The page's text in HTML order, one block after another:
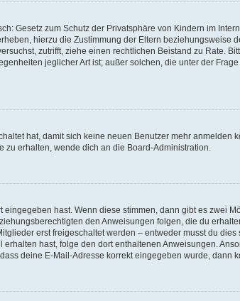
Gesetz zum Schutz der Privatsphäre von Kindern im
hierzu die Zustimmung der Eltern beziehungsweise
zutrifft, ziehe einen rechtlichen Beistand zu Rate.
jeglicher Art ist; außer solchen, die unter der
hat, damit sich keine neuen Benutzer mehr anmelden
zu erhalten, wende dich an die Board-Administration.
hast. Wenn diese stimmen, dann gibt es zwei
den Anweisungen folgen, die du
erst freigeschaltet werden – entweder musst du
hast, folge den dort enthaltenen Anweisungen.
deine E-Mail-Adresse korrekt eingegeben wurde, dann